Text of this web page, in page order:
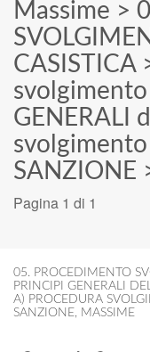
Massime >
CASISTICA
svolgimento
GENERALI
svolgimento
SANZIONE
Pagina 1 di 1
05. PROCEDIMENTO
PRINCIPI GENERALI
A) PROCEDURA
SANZIONE, MASSIME